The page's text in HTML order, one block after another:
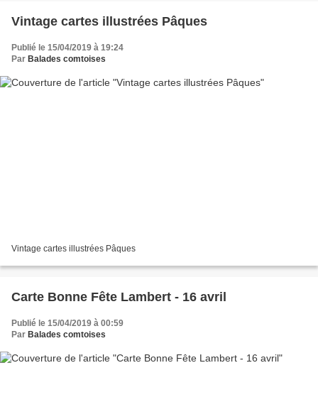
Vintage cartes illustrées Pâques
Publié le 15/04/2019 à 19:24
Par Balades comtoises
Vintage cartes illustrées Pâques
Carte Bonne Fête Lambert - 16 avril
Publié le 15/04/2019 à 00:59
Par Balades comtoises